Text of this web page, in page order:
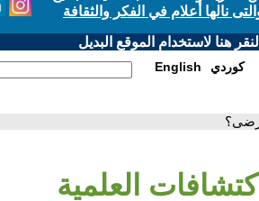
نالها أعلام في الفكر والثقافة
هنا لاستخدام الموقع البديل
English كوردي
العلمية